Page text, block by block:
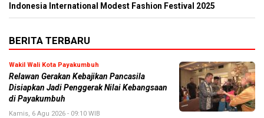
Indonesia International Modest Fashion Festival 2025
BERITA TERBARU
Wakil Wali Kota Payakumbuh
Relawan Gerakan Kebajikan Pancasila
Disiapkan Jadi Penggerak Nilai Kebangsaan
di Payakumbuh
Kamis, 6 Agu 2026 - 09:10 WIB